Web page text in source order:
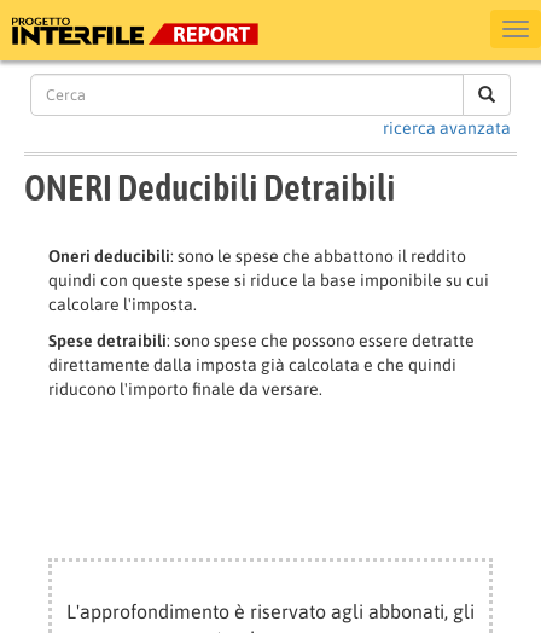
ricerca avanzata
ONERI Deducibili Detraibili
Oneri deducibili: sono le spese che abbattono il reddito
quindi con queste spese si riduce la base imponibile su cui
calcolare l'imposta.
Spese detraibili: sono spese che possono essere detratte
direttamente dalla imposta già calcolata e che quindi
riducono l'importo finale da versare.
L'approfondimento è riservato agli abbonati, gli